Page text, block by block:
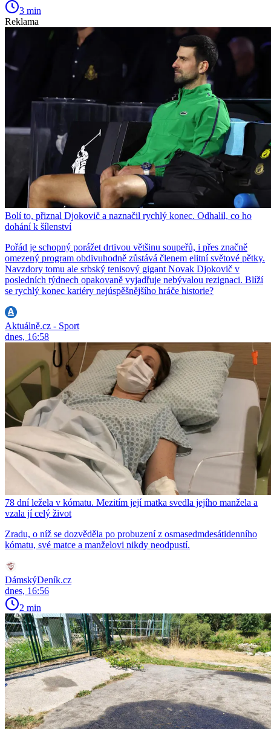
3 min
Reklama
Bolí to, přiznal Djokovič a naznačil rychlý konec. Odhalil, co ho
dohání k šílenství
Pořád je schopný porážet drtivou většinu soupeřů, i přes značně
omezený program obdivuhodně zůstává členem elitní světové pětky.
Navzdory tomu ale srbský tenisový gigant Novak Djokovič v
posledních týdnech opakovaně vyjadřuje nebývalou rezignaci. Blíží
se rychlý konec kariéry nejúspěšnějšího hráče historie?
Aktuálně.cz - Sport
dnes, 16:58
78 dní ležela v kómatu. Mezitím její matka svedla jejího manžela a
vzala jí celý život
Zradu, o níž se dozvěděla po probuzení z osmasedmdesátidenního
kómatu, své matce a manželovi nikdy neodpustí.
DámskýDeník.cz
dnes, 16:56
2 min